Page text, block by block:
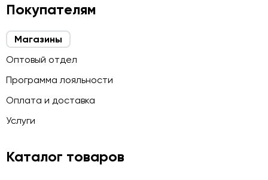
Покупателям
Магазины
Оптовый отдел
Программа лояльности
Оплата и доставка
Услуги
Каталог товаров